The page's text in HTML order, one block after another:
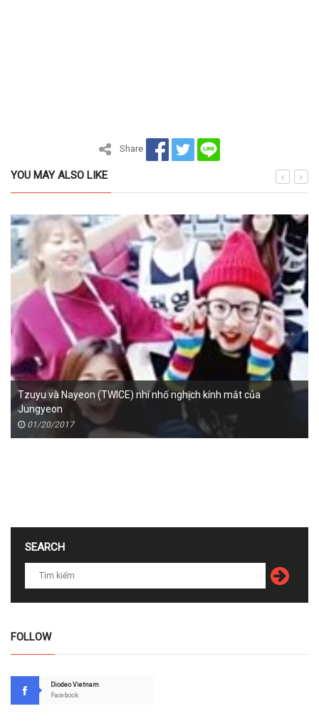
Share
YOU MAY ALSO LIKE
Tzuyu và Nayeon (TWICE) nhí nhố nghịch kính mắt của
Jungyeon
01/20/2017
SEARCH
FOLLOW
Diodeo Vietnam
Facebook